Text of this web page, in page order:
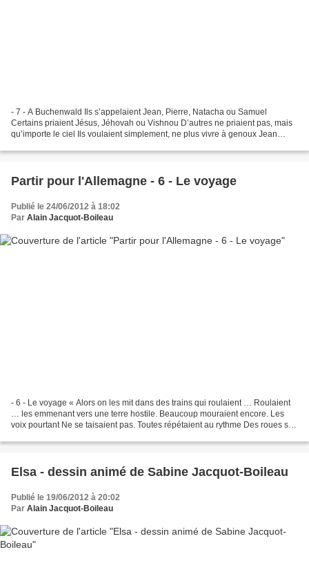
- 7 - A Buchenwald Ils s’appelaient Jean, Pierre, Natacha ou Samuel
Certains priaient Jésus, Jéhovah ou Vishnou D’autres ne priaient pas, mais
qu’importe le ciel Ils voulaient simplement, ne plus vivre à genoux Jean
Partir pour l'Allemagne - 6 - Le voyage
Publié le 24/06/2012 à 18:02
Par Alain Jacquot-Boileau
- 6 - Le voyage « Alors on les mit dans des trains qui roulaient … Roulaient
… les emmenant vers une terre hostile. Beaucoup mouraient encore. Les
voix pourtant Ne se taisaient pas. Toutes répétaient au rythme Des roues sur
Elsa - dessin animé de Sabine Jacquot-Boileau
Publié le 19/06/2012 à 20:02
Par Alain Jacquot-Boileau